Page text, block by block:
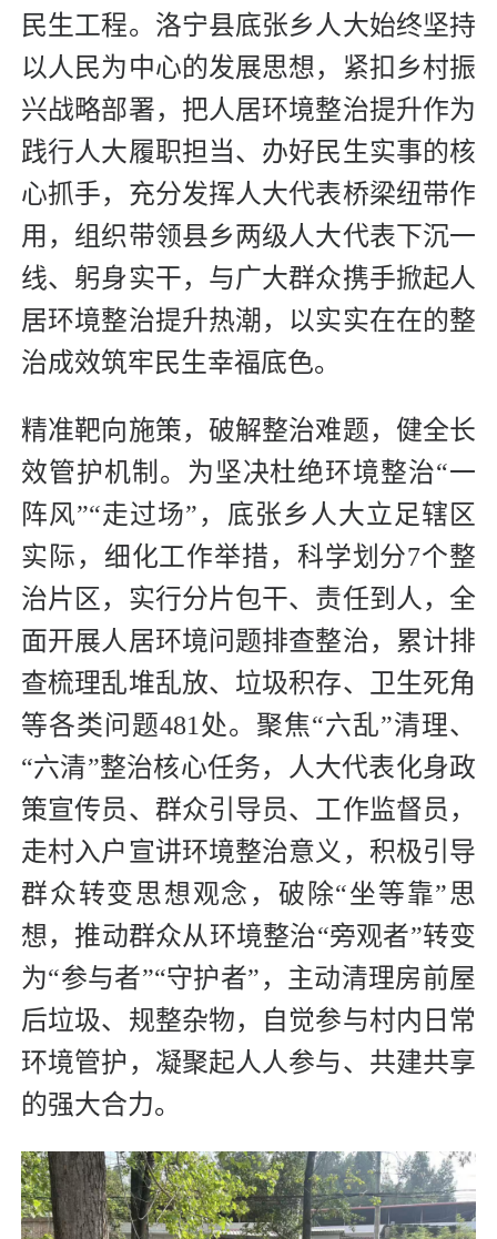
民生工程。洛宁县底张乡人大始终坚持
以人民为中心的发展思想，紧扣乡村振
兴战略部署，把人居环境整治提升作为
践行人大履职担当、办好民生实事的核
心抓手，充分发挥人大代表桥梁纽带作
用，组织带领县乡两级人大代表下沉一
线、躬身实干，与广大群众携手掀起人
居环境整治提升热潮，以实实在在的整
治成效筑牢民生幸福底色。
精准靶向施策，破解整治难题，健全长
效管护机制。为坚决杜绝环境整治“一
阵风”“走过场”，底张乡人大立足辖区
实际，细化工作举措，科学划分7个整
治片区，实行分片包干、责任到人，全
面开展人居环境问题排查整治，累计排
查梳理乱堆乱放、垃圾积存、卫生死角
等各类问题481处。聚焦“六乱”清理、
“六清”整治核心任务，人大代表化身政
策宣传员、群众引导员、工作监督员，
走村入户宣讲环境整治意义，积极引导
群众转变思想观念，破除“坐等靠”思
想，推动群众从环境整治“旁观者”转变
为“参与者”“守护者”，主动清理房前屋
后垃圾、规整杂物，自觉参与村内日常
环境管护，凝聚起人人参与、共建共享
的强大合力。